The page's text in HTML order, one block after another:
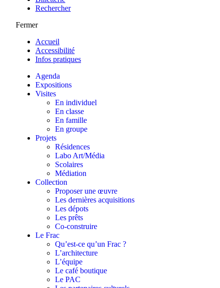
Rechercher
Fermer
Accueil
Accessibilité
Infos pratiques
Agenda
Expositions
Visites
En individuel
En classe
En famille
En groupe
Projets
Résidences
Labo Art/Média
Scolaires
Médiation
Collection
Proposer une œuvre
Les dernières acquisitions
Les dépots
Les prêts
Co-construire
Le Frac
Qu’est-ce qu’un Frac ?
L’architecture
L’équipe
Le café boutique
Le PAC